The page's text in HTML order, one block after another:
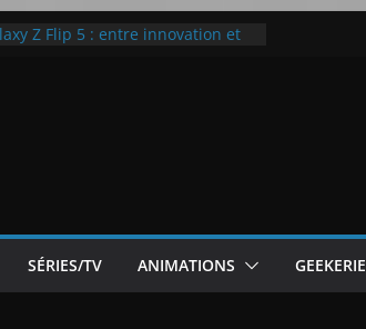
Z Flip 5 : entre innovation et
White
McLaren P1
SÉRIES/TV ANIMATIONS GEEKERIE